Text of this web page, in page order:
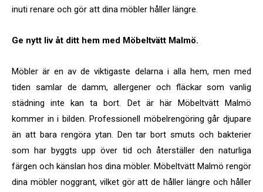
inuti renare och gör att dina möbler håller längre.
Ge nytt liv åt ditt hem med Möbeltvätt Malmö.
Möbler är en av de viktigaste delarna i alla hem, men med
tiden samlar de damm, allergener och fläckar som vanlig
städning inte kan ta bort. Det är här Möbeltvätt Malmö
kommer in i bilden. Professionell möbelrengöring går djupare
än att bara rengöra ytan. Den tar bort smuts och bakterier
som har byggts upp över tid och återställer den naturliga
färgen och känslan hos dina möbler. Möbeltvätt Malmö rengör
dina möbler noggrant, vilket gör att de håller längre och håller